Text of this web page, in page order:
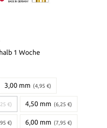
1 Woche
3,00 mm (4,95 €)
€) 4,50 mm (6,25 €)
€) 6,00 mm (7,95 €)